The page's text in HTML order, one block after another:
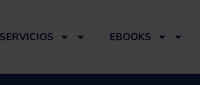
SERVICIOS EBOOKS